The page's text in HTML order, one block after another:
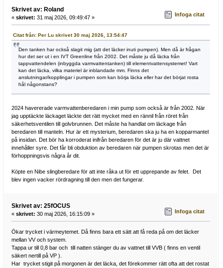
Skrivet av: Roland
« skrivet: 31 maj 2026, 09:49:47 » Infoga citat
Citat från: Per Lu skrivet 30 maj 2026, 13:54:47
Den tanken har också slagit mig (att det läcker inuti pumpen). Men då är frågan
hur det ser ut i en IVT Greenline från 2002. Det måste ju då läcka från
tappvattendelen (inbyggda varmvattentanken) till elementvattensystemet! Vart
kan det läcka, vilka materiel är inblandade mm. Finns det
anslutningar/kopplingar i pumpen som kan börja läcka eller har det börjat rosta
hål någonstans?
2024 havererade varmvattenberedaren i min pump som också är från 2002. När
jag upptäckte läckaget läckte det rätt mycket med en rännil från röret från
säkerhetsventilen till golvbrunnen. Det måste ha handlat om läckage från
beredaren till manteln. Hur är ett mysterium, beredaren ska ju ha en kopparmantel
på insidan. Det bör ha korroderat inifrån beredaren för det är ju där vattnet
innehåller syre. Det får bli obduktion av beredaren när pumpen skrotas men det är
förhoppningsvis några år dit.
Köpte en Nibe slingberedare för att inte råka ut för ett upprepande av felet. Det
blev ingen vacker rördragning till den men det fungerar.
Skrivet av: 25fOCUS
« skrivet: 30 maj 2026, 16:15:09 » Infoga citat
Ökar trycket i värmeytemet. Då finns bara ett sätt att få reda på om det läcker
mellan VV och system.
Tappa ur till 0,8 bar och till natten stänger du av vattnet till VVB ( finns en ventil
säkert nertill på VP ).
Har trycket stigit på morgonen är det läcka, det förekommer rätt ofta att det rostat